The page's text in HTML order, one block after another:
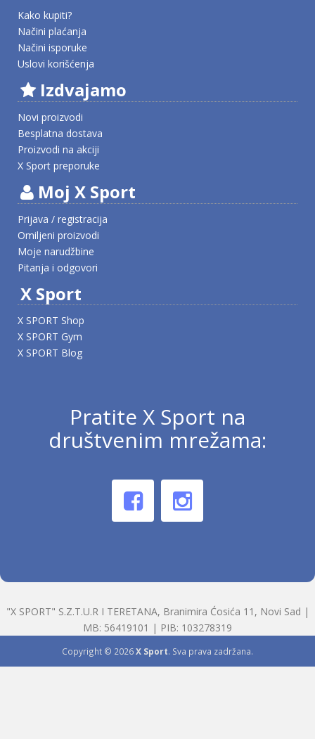
Kako kupiti?
Načini plaćanja
Načini isporuke
Uslovi korišćenja
Izdvajamo
Novi proizvodi
Besplatna dostava
Proizvodi na akciji
X Sport preporuke
Moj X Sport
Prijava / registracija
Omiljeni proizvodi
Moje narudžbine
Pitanja i odgovori
X Sport
X SPORT Shop
X SPORT Gym
X SPORT Blog
Pratite X Sport na
društvenim mrežama:
"X SPORT" S.Z.T.U.R I TERETANA, Branimira Ćosića 11, Novi Sad |
MB: 56419101 | PIB: 103278319
Copyright © 2026X Sport. Sva prava zadržana.